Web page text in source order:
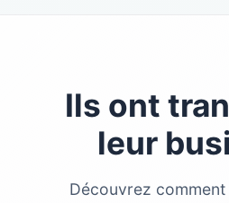
Ils ont
leur
Découvrez